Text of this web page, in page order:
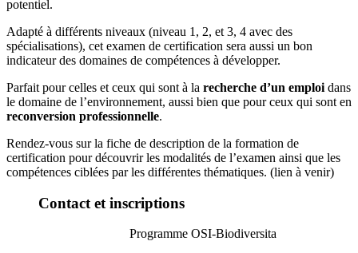
potentiel.
Adapté à différents niveaux (niveau 1, 2, et 3, 4 avec des
spécialisations), cet examen de certification sera aussi un bon
indicateur des domaines de compétences à développer.
Parfait pour celles et ceux qui sont à la recherche d’un emploi dans
le domaine de l’environnement, aussi bien que pour ceux qui sont en
reconversion professionnelle.
Rendez-vous sur la fiche de description de la formation de
certification pour découvrir les modalités de l’examen ainsi que les
compétences ciblées par les différentes thématiques. (lien à venir)
Contact et inscriptions
Programme OSI-Biodiversita